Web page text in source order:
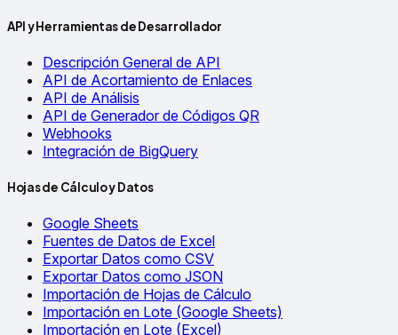
API y Herramientas de Desarrollador
Descripción General de API
API de Acortamiento de Enlaces
API de Análisis
API de Generador de Códigos QR
Webhooks
Integración de BigQuery
Hojas de Cálculo y Datos
Google Sheets
Fuentes de Datos de Excel
Exportar Datos como CSV
Exportar Datos como JSON
Importación de Hojas de Cálculo
Importación en Lote (Google Sheets)
Importación en Lote (Excel)